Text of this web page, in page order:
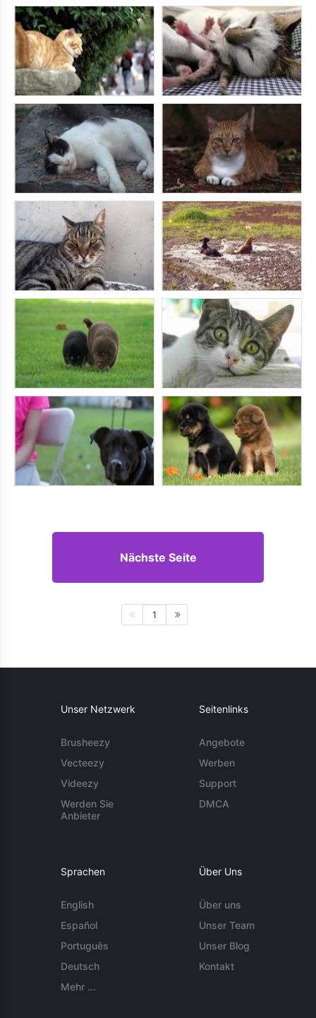
Nächste Seite
1
Unser Netzwerk
Brusheezy
Vecteezy
Videezy
Werden Sie
Anbieter
Seitenlinks
Angebote
Werben
Support
DMCA
Sprachen
English
Español
Português
Deutsch
Mehr ...
Über Uns
Über uns
Unser Team
Unser Blog
Kontakt